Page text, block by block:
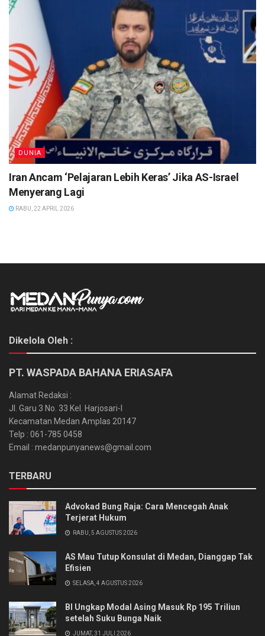
DUNIA
Iran Ancam ‘Pelajaran Lebih Keras’ Jika AS-Israel
Menyerang Lagi
RABU, 22 APRIL 2026
Dikelola Oleh :
PT. WASPADA BAHANA ERIASAFA
Alamat Redaksi :
Jl. Garu 3 No. 33 Kel. Harjosari-I
Kecamatan Medan Amplas 20147
Telp : 061-785 0458
Email : medanpunyanews@gmail.com
TERBARU
Advokad Bung Raja: Cara Mencegah Anak
Terjerat Hukum
RABU, 5 AGUSTUS 2026
AS Mau Tutup Konsulat di Medan, Dianggap Tak
Efisien
SELASA, 4 AGUSTUS 2026
BI Ungkap Modal Asing Masuk Rp 195 Triliun
setelah Suku Bunga Naik
JUMAT, 31 JULI 2026